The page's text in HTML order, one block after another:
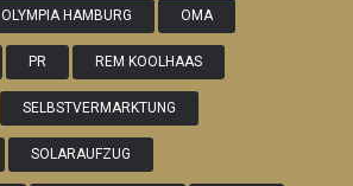
OLYMPIA HAMBURG OMA
PR REM KOOLHAAS
SELBSTVERMARKTUNG
SOLARAUFZUG